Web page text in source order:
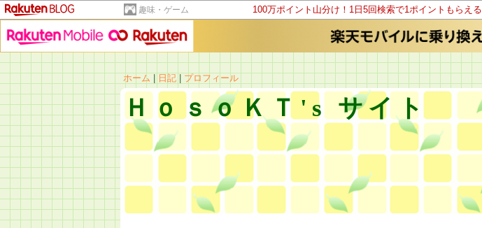
趣味・ゲーム 100万ポイント山分け！1日5回検索で1ポイントもらえる
ホーム
日記 プロフィール
ＨｏｓｏＫＴ's サイト